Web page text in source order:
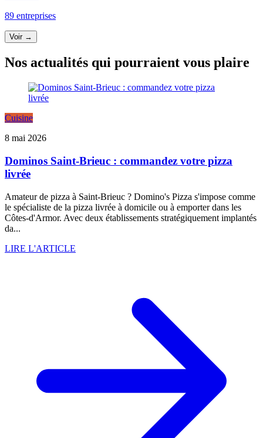
89 entreprises
Voir →
Nos actualités qui pourraient vous plaire
Cuisine
8 mai 2026
Dominos Saint-Brieuc : commandez votre pizza
livrée
Amateur de pizza à Saint-Brieuc ? Domino's Pizza s'impose comme
le spécialiste de la pizza livrée à domicile ou à emporter dans les
Côtes-d'Armor. Avec deux établissements stratégiquement implantés
da...
LIRE L'ARTICLE